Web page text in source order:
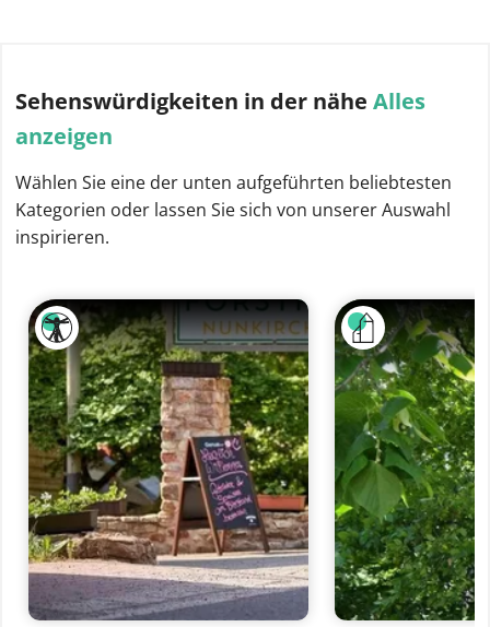
Sehenswürdigkeiten in der nähe Alles
anzeigen
Wählen Sie eine der unten aufgeführten beliebtesten
Kategorien oder lassen Sie sich von unserer Auswahl
inspirieren.